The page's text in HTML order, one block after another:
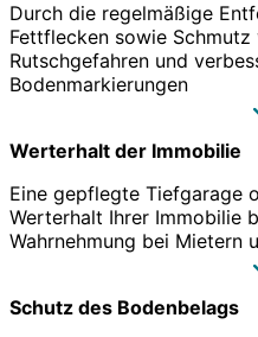
Durch die regelmäßige
Fettflecken sowie
Rutschgefahren und
Bodenmarkierungen
Werterhalt der Immobilie
Eine gepflegte Tiefgarage
Werterhalt Ihrer Immobilie
Wahrnehmung bei Mietern
Schutz des Bodenbelags